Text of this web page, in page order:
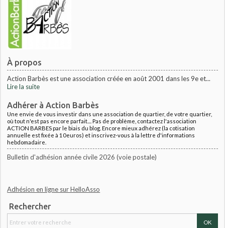
À propos
Action Barbès est une association créée en août 2001 dans les 9e et...
Lire la suite
Adhérer à Action Barbès
Une envie de vous investir dans une association de quartier, de votre quartier,
où tout n'est pas encore parfait.... Pas de problème, contactez l'association
ACTION BARBES par le biais du blog. Encore mieux adhérez (la cotisation
annuelle est fixée à 10euros) et inscrivez-vous à la lettre d'informations
hebdomadaire.
Bulletin d'adhésion année civile 2026 (voie postale)
Adhésion en ligne sur HelloAsso
Rechercher